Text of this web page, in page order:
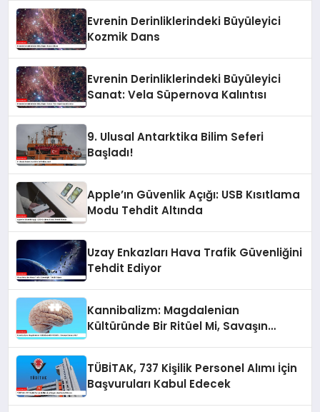
Evrenin Derinliklerindeki Büyüleyici
Kozmik Dans
Evrenin Derinliklerindeki Büyüleyici
Sanat: Vela Süpernova Kalıntısı
9. Ulusal Antarktika Bilim Seferi
Başladı!
Apple’ın Güvenlik Açığı: USB Kısıtlama
Modu Tehdit Altında
Uzay Enkazları Hava Trafik Güvenliğini
Tehdit Ediyor
Kannibalizm: Magdalenian
Kültüründe Bir Ritüel Mi, Savaşın
TÜBİTAK, 737 Kişilik Personel Alımı İçin
Başvuruları Kabul Edecek